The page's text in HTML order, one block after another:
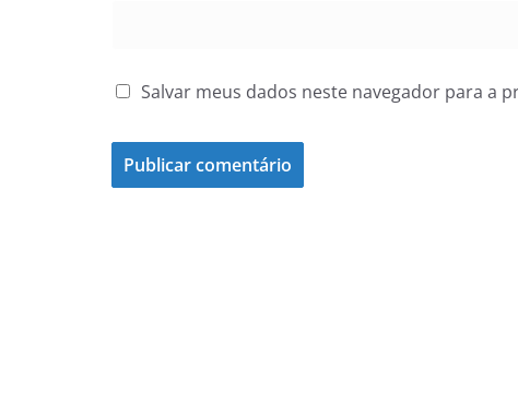
Salvar meus dados neste navegador para a